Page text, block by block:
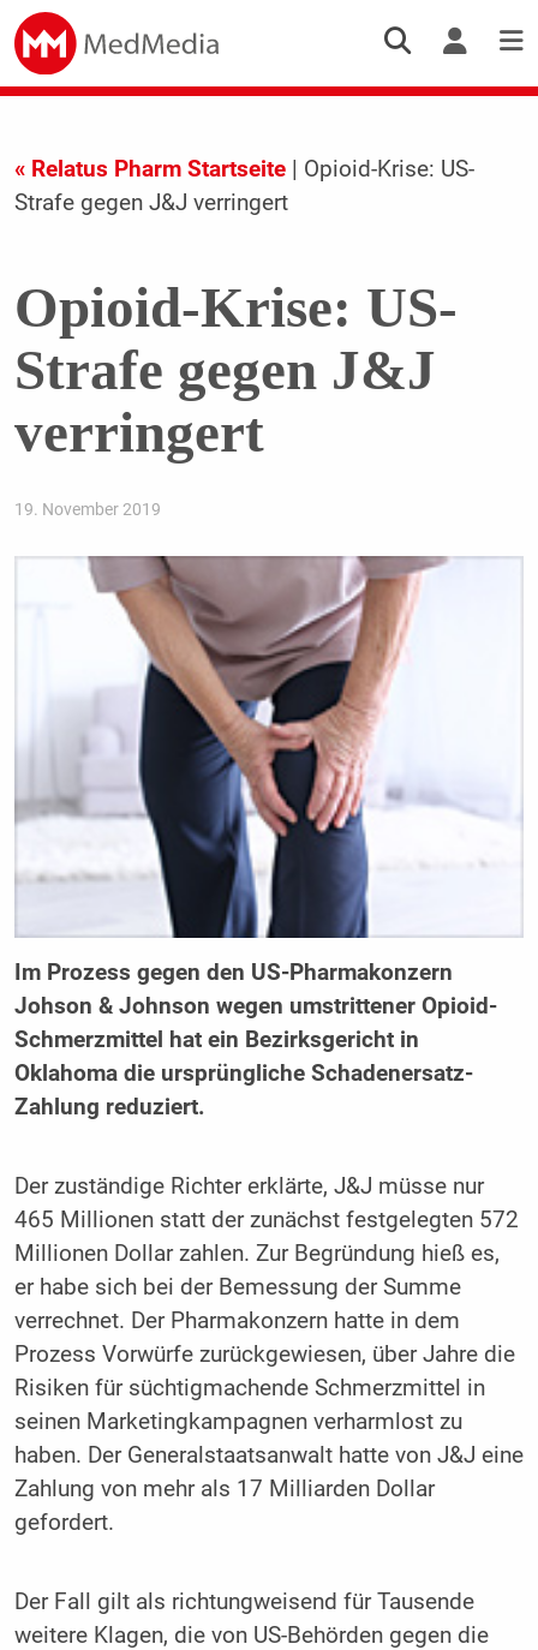
« Relatus Pharm Startseite| Opioid-Krise: US-
Strafe gegen J&J verringert
Opioid-Krise: US-
Strafe gegen J&J
verringert
19. November 2019
Im Prozess gegen den US-Pharmakonzern
Johson & Johnson wegen umstrittener Opioid-
Schmerzmittel hat ein Bezirksgericht in
Oklahoma die ursprüngliche Schadenersatz-
Zahlung reduziert.
Der zuständige Richter erklärte, J&J müsse nur
465 Millionen statt der zunächst festgelegten 572
Millionen Dollar zahlen. Zur Begründung hieß es,
er habe sich bei der Bemessung der Summe
verrechnet. Der Pharmakonzern hatte in dem
Prozess Vorwürfe zurückgewiesen, über Jahre die
Risiken für süchtigmachende Schmerzmittel in
seinen Marketingkampagnen verharmlost zu
haben. Der Generalstaatsanwalt hatte von J&J eine
Zahlung von mehr als 17 Milliarden Dollar
gefordert.
Der Fall gilt als richtungweisend für Tausende
weitere Klagen, die von US-Behörden gegen die